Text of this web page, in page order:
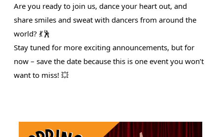
Are you ready to join us, dance your heart out, and
share smiles and sweat with dancers from around the
world? 💃🕺
Stay tuned for more exciting announcements, but for
now – save the date because this is one event you won’t
want to miss! 💥